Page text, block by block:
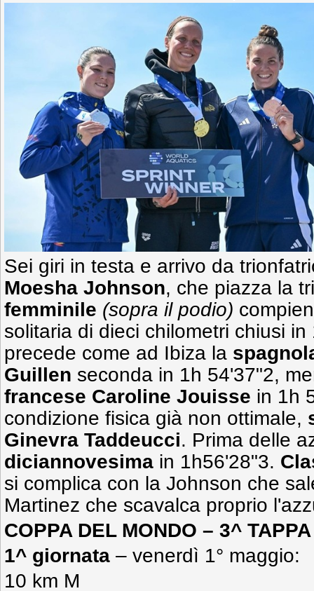
Sei giri in testa e arrivo da
Moesha Johnson, che piazza la
femminile (sopra il podio)
solitaria di dieci chilometri chiusi
precede come ad Ibiza la
Guillen seconda in 1h 54'37"2,
francese Caroline Jouisse in 1h
condizione fisica già non ottimale,
Ginevra Taddeucci. Prima delle
diciannovesima in 1h56'28"3.
si complica con la Johnson che
Martinez che scavalca proprio
COPPA DEL MONDO – 3^
1^ giornata – venerdì 1° maggio:
10 km M